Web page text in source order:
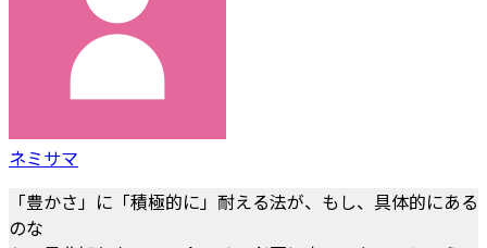
ネミサマ
「豊かさ」に「積極的に」耐える法が、もし、具体的にある
のな